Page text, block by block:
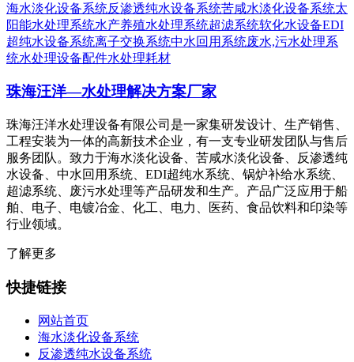
海水淡化设备系统反渗透纯水设备系统苦咸水淡化设备系统太
阳能水处理系统水产养殖水处理系统超滤系统软化水设备EDI
超纯水设备系统离子交换系统中水回用系统废水,污水处理系
统水处理设备配件水处理耗材
珠海汪洋—水处理解决方案厂家
珠海汪洋水处理设备有限公司是一家集研发设计、生产销售、
工程安装为一体的高新技术企业，有一支专业研发团队与售后
服务团队。致力于海水淡化设备、苦咸水淡化设备、反渗透纯
水设备、中水回用系统、EDI超纯水系统、锅炉补给水系统、
超滤系统、废污水处理等产品研发和生产。产品广泛应用于船
舶、电子、电镀冶金、化工、电力、医药、食品饮料和印染等
行业领域。
了解更多
快捷链接
网站首页
海水淡化设备系统
反渗透纯水设备系统